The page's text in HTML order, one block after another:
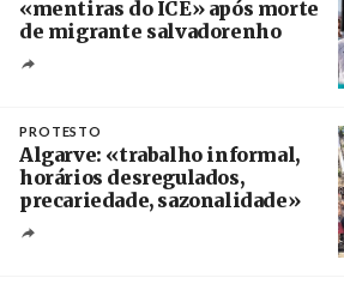
«mentiras do ICE» após morte
de migrante salvadorenho
PROTESTO
Algarve: «trabalho informal,
horários desregulados,
precariedade, sazonalidade»